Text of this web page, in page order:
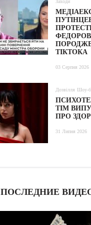
Заходи
ТІКТОКА
03 Серпня 2026
Дозвілля Шоу-
TIM
ПРО
31 Липня 2026
ПОСЛЕДНИЕ